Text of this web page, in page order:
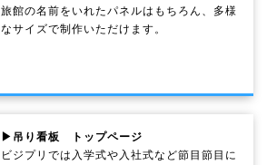
旅館の名前をいれたパネルはもちろん、多様
なサイズで制作いただけます。
▶吊り看板 トップページ
ビジプリでは入学式や入社式など節目節目に